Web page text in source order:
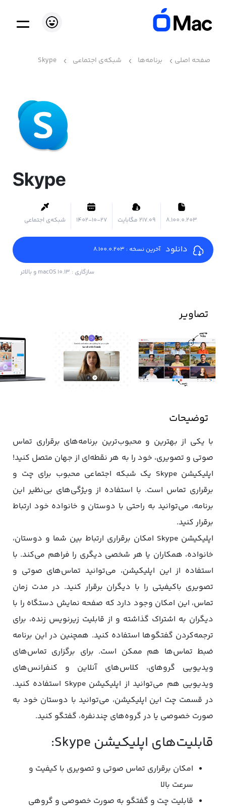
صفحه اصلی برنامه‌ها شبکه‌ی اجتماعی Skype
Skype
8.100.0.203 ۲۱۷.۰۹ مگابایت 1402-10-27 شبکه‌ی اجتماعی
دانلود آخرین نسخه : 8.100.0.203
سازگاری : macOS 10.13 و بالاتر
تصاویر
توضیحات
با یکی از بهترین و محبوب‌ترین برنامه‌های برقراری تماس
صوتی و تصویری، خود را به هر نقطه‌ای از جهان متصل کنید!
اپلیکیشن Skype یک شبکه اجتماعی محبوب برای چت و
برقراری تماس است. با استفاده از ویژگی‌های بی‌نظیر این
برنامه، می‌توانید به راحتی با دوستان و خانواده خود ارتباط
برقرار کنید.
اپلیکیشن Skype امکان برقراری ارتباط بین شما و دوستان،
خانواده، همکاران یا هر شخصی دیگری را فراهم می‌کند. با
استفاده از این اپلیکیشن، می‌توانید تماس‌های صوتی و
تصویری باکیفیتی را با دیگران برقرار کنید. در مدت زمان
تماس، این امکان وجود دارد که صفحه نمایش دستگاه را با
دیگران به اشتراک گذاشته و از قابلیت زیرنویس زنده، برای
ترجمه‌کردن گفتگوها استفاده کنید. همچنین در این برنامه
ضبط تماس‌ها هم ممکن است. برای برگزاری تماس‌های
ویدیویی گروهای، کلاس‌های آنلاین و کنفرانس‌های
ویدیویی هم می‌توانید از اپلیکیشن Skype استفاده کنید.
در قسمت چت این اپلیکیشن، می‌توانید با دوستان خود به
صورت خصوصی یا در گروه‌های چندنفره، گفتگو کنید.
قابلیت‌های اپلیکیشن Skype:
امکان برقراری تماس صوتی و تصویری با کیفیت و
سرعت بالا
قابلیت چت و گفتگو به صورت خصوصی و گروهی